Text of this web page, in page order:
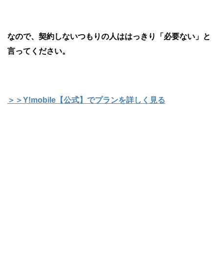
なので、契約しないつもりの人ははっきり「必要ない」と
言ってください。
＞＞Y!mobile【公式】でプランを詳しく見る